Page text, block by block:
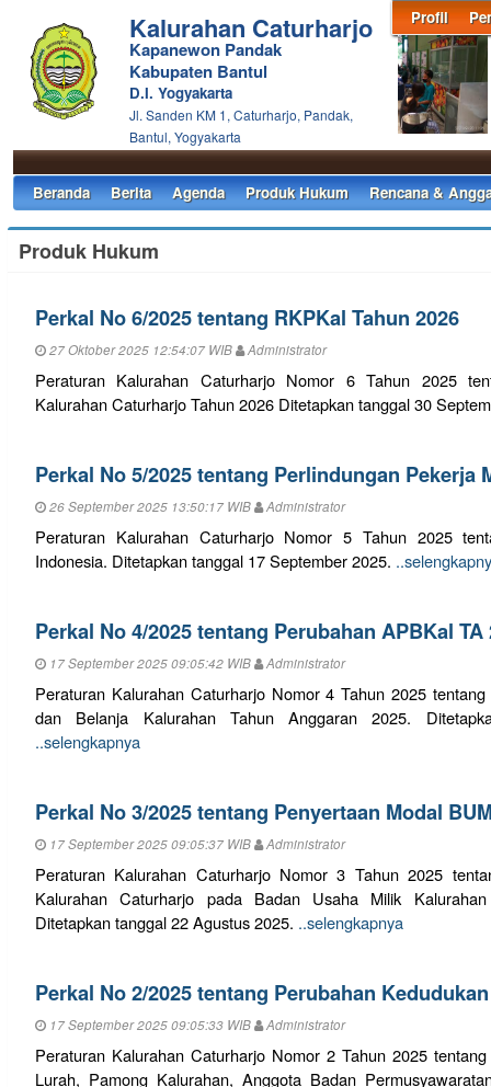
Profil
Kalurahan Caturharjo
Kapanewon Pandak
Kabupaten Bantul
D.I. Yogyakarta
Jl. Sanden KM 1, Caturharjo, Pandak,
Bantul, Yogyakarta
Beranda Berita Agenda Produk Hukum Rencana &
Produk Hukum
Perkal No 6/2025 tentang RKPKal Tahun 2026
27 Oktober 2025 12:54:07 WIB Administrator
Peraturan Kalurahan Caturharjo Nomor 6 Tahun 2025
Kalurahan Caturharjo Tahun 2026 Ditetapkan tanggal 30
Perkal No 5/2025 tentang Perlindungan Pekerja
26 September 2025 13:50:17 WIB Administrator
Peraturan Kalurahan Caturharjo Nomor 5 Tahun 2025
Indonesia. Ditetapkan tanggal 17 September 2025.
Perkal No 4/2025 tentang Perubahan APBKal TA
17 September 2025 09:05:42 WIB Administrator
Peraturan Kalurahan Caturharjo Nomor 4 Tahun 2025
dan Belanja Kalurahan Tahun Anggaran 2025.
..selengkapnya
Perkal No 3/2025 tentang Penyertaan Modal
17 September 2025 09:05:37 WIB Administrator
Peraturan Kalurahan Caturharjo Nomor 3 Tahun 2025
Kalurahan Caturharjo pada Badan Usaha Milik
Ditetapkan tanggal 22 Agustus 2025. ..selengkapnya
Perkal No 2/2025 tentang Perubahan
17 September 2025 09:05:33 WIB Administrator
Peraturan Kalurahan Caturharjo Nomor 2 Tahun 2025
Lurah, Pamong Kalurahan, Anggota Badan